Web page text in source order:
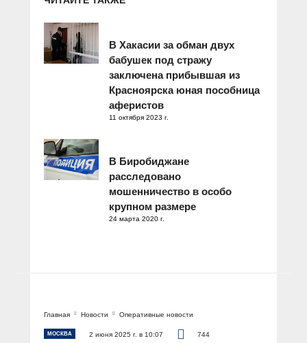
В Хакасии за обман двух
бабушек под стражу
заключена прибывшая из
Красноярска юная пособница
аферистов
11 октября 2023 г.
В Биробиджане
расследовано
мошенничество в особо
крупном размере
24 марта 2020 г.
Главная Новости Оперативные новости
МОСКВА 2 июня 2025 г. в 10:07 744